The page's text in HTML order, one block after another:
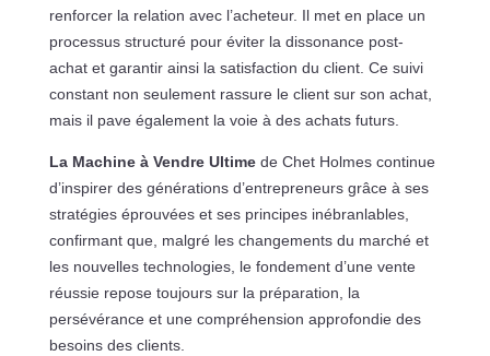
renforcer la relation avec l’acheteur. Il met en place un
processus structuré pour éviter la dissonance post-
achat et garantir ainsi la satisfaction du client. Ce suivi
constant non seulement rassure le client sur son achat,
mais il pave également la voie à des achats futurs.
La Machine à Vendre Ultimede Chet Holmes continue
d’inspirer des générations d’entrepreneurs grâce à ses
stratégies éprouvées et ses principes inébranlables,
confirmant que, malgré les changements du marché et
les nouvelles technologies, le fondement d’une vente
réussie repose toujours sur la préparation, la
persévérance et une compréhension approfondie des
besoins des clients.